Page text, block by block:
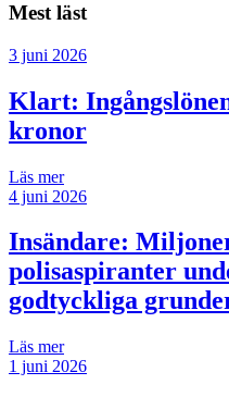
Mest läst
3 juni 2026
Klart:
kronor
Läs mer
4 juni 2026
Insändare:
polisaspiranter
godtyckliga
Läs mer
1 juni 2026